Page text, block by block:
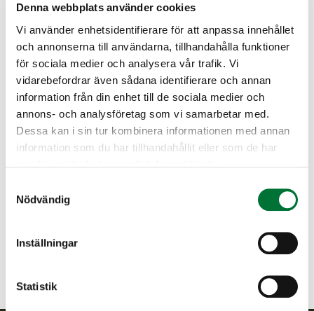
Denna webbplats använder cookies
Vi använder enhetsidentifierare för att anpassa innehållet
och annonserna till användarna, tillhandahålla funktioner
för sociala medier och analysera vår trafik. Vi
vidarebefordrar även sådana identifierare och annan
information från din enhet till de sociala medier och
annons- och analysföretag som vi samarbetar med.
Dessa kan i sin tur kombinera informationen med annan
information som du har tillhandahållit eller som de har
Nödvändig
Inställningar
Statistik
kortti). Tutkintomaksu 20 euroa. Maksu
verkkomaksuilla tai käteisellä. Tutkinto
suoritetaan sähköisesti omalla älypuhelimella.
Lisätietoja 045 1035450
Vasanejdens jaktvårdsförening
Kust Österbotten
+358 45 1035450
vasa@rhy.riista.fi
vasa@rhy.riista.fi